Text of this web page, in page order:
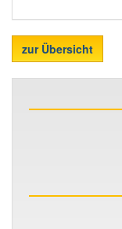
zur Übersicht